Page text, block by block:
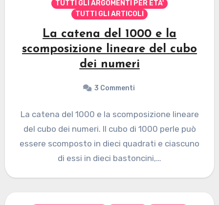
TUTTI GLI ARGOMENTI PER ETA'
TUTTI GLI ARTICOLI
La catena del 1000 e la
scomposizione lineare del cubo
dei numeri
3 Commenti
La catena del 1000 e la scomposizione lineare
del cubo dei numeri. Il cubo di 1000 perle può
essere scomposto in dieci quadrati e ciascuno
di essi in dieci bastoncini,…